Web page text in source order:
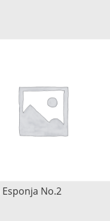
No.2